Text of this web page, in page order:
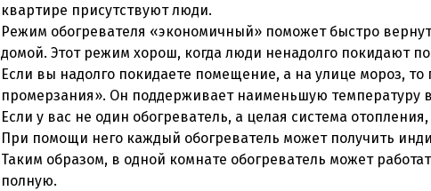
квартире присутствуют люди.
Режим обогревателя «экономичный» поможет быстро
домой. Этот режим хорош, когда люди ненадолго покидают
Если вы надолго покидаете помещение, а на улице мороз,
промерзания». Он поддерживает наименьшую температуру
Если у вас не один обогреватель, а целая система
При помощи него каждый обогреватель может получить
Таким образом, в одной комнате обогреватель может
полную.